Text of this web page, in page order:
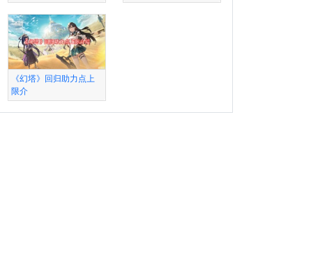
《幻塔》回归助力点上
限介